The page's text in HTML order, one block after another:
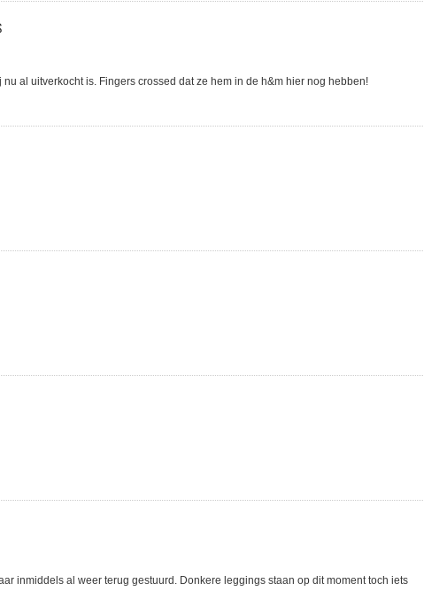
al uitverkocht is. Fingers crossed dat ze hem in de h&m hier nog hebben!
inmiddels al weer terug gestuurd. Donkere leggings staan op dit moment toch iets